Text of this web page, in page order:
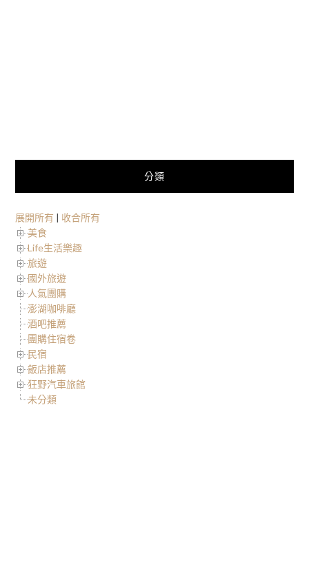
分類
展開所有 | 收合所有
美食
Life生活樂趣
旅遊
國外旅遊
人氣團購
澎湖咖啡廳
酒吧推薦
團購住宿卷
民宿
飯店推薦
狂野汽車旅館
未分類